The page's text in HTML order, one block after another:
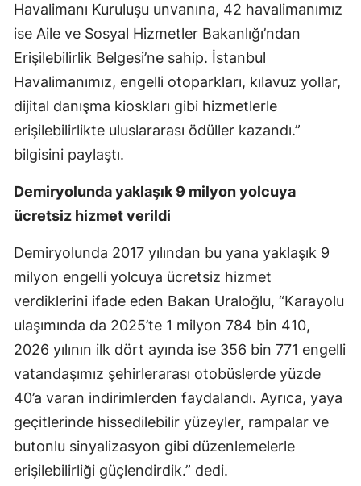
Havalimanı Kuruluşu unvanına, 42 havalimanımız
ise Aile ve Sosyal Hizmetler Bakanlığı’ndan
Erişilebilirlik Belgesi’ne sahip. İstanbul
Havalimanımız, engelli otoparkları, kılavuz yollar,
dijital danışma kioskları gibi hizmetlerle
erişilebilirlikte uluslararası ödüller kazandı.”
bilgisini paylaştı.
Demiryolunda yaklaşık 9 milyon yolcuya
ücretsiz hizmet verildi
Demiryolunda 2017 yılından bu yana yaklaşık 9
milyon engelli yolcuya ücretsiz hizmet
verdiklerini ifade eden Bakan Uraloğlu, “Karayolu
ulaşımında da 2025’te 1 milyon 784 bin 410,
2026 yılının ilk dört ayında ise 356 bin 771 engelli
vatandaşımız şehirlerarası otobüslerde yüzde
40’a varan indirimlerden faydalandı. Ayrıca, yaya
geçitlerinde hissedilebilir yüzeyler, rampalar ve
butonlu sinyalizasyon gibi düzenlemelerle
erişilebilirliği güçlendirdik.” dedi.